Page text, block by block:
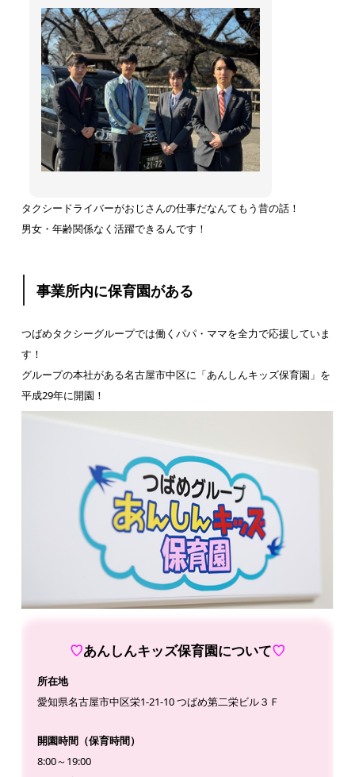
タクシードライバーがおじさんの仕事だなんてもう昔の話！
男女・年齢関係なく活躍できるんです！
事業所内に保育園がある
つばめタクシーグループでは働くパパ・ママを全力で応援していま
す！
グループの本社がある名古屋市中区に「あんしんキッズ保育園」を
平成29年に開園！
♡あんしんキッズ保育園について♡
所在地
愛知県名古屋市中区栄1-21-10 つばめ第二栄ビル３Ｆ
開園時間（保育時間）
8:00～19:00